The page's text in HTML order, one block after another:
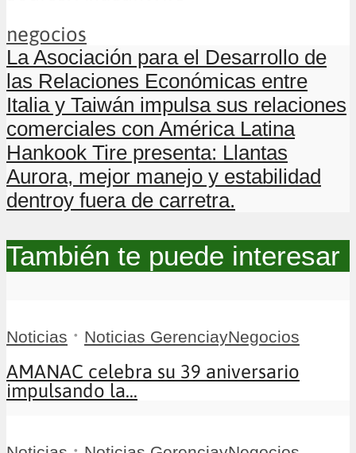
negocios
La Asociación para el Desarrollo de
las Relaciones Económicas entre
Italia y Taiwán impulsa sus relaciones
comerciales con América Latina
Hankook Tire presenta: Llantas
Aurora, mejor manejo y estabilidad
dentroy fuera de carretra.
También te puede interesar
Noticias • Noticias GerenciayNegocios
AMANAC celebra su 39 aniversario
impulsando la...